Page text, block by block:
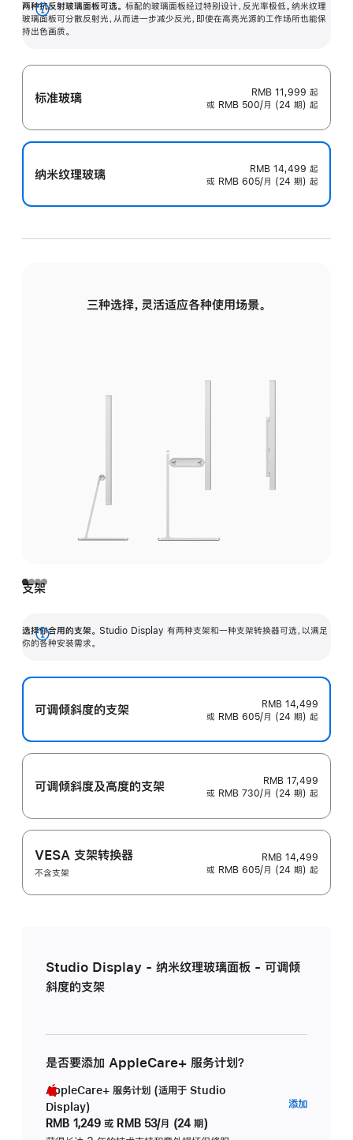
两种抗反射玻璃面板可选。 标配的玻璃面板经过特别设计，反光率极低。纳米纹理
玻璃面板可分散反射光，从而进一步减少反光，即使在高亮光源的工作场所也能保
持出色画质。
展
开
标准玻璃 RMB 11,999 起
或 RMB 500/月 (24 期) 起
纳米纹理玻璃 RMB 14,499 起
或 RMB 605/月 (24 期) 起
三种选择，灵活适应各种使用场景。
支架
选择你合用的支架。 Studio Display 有两种支架和一种支架转换器可选，以满足
你的各种安装需求。
展
可调倾斜度的支架
RMB 14,499
或 RMB 605/月 (24 期) 起
可调倾斜度及高‍度的支‍架
RMB 17,499
或 RMB 730/月 (24 期) 起
VESA 支架转换器
不含支架
RMB 14,499
或 RMB 605/月 (24 期) 起
Studio Display - 纳米纹理玻璃面板 - 可调倾
斜度的支架
是否要添加 AppleCare+ 服务计划？
AppleCare+ 服务计划 (适用于 Studio
Display)
RMB 1,249 或 RMB 53/月 (24 期)
添加